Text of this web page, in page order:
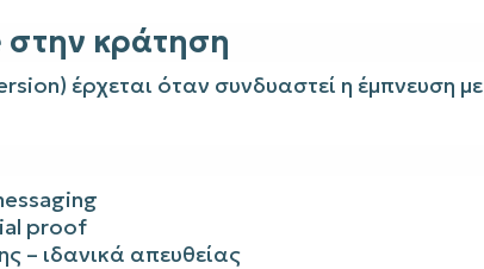
κράτηση
έρχεται όταν συνδυαστεί η έμπνευση με
proof
– ιδανικά απευθείας